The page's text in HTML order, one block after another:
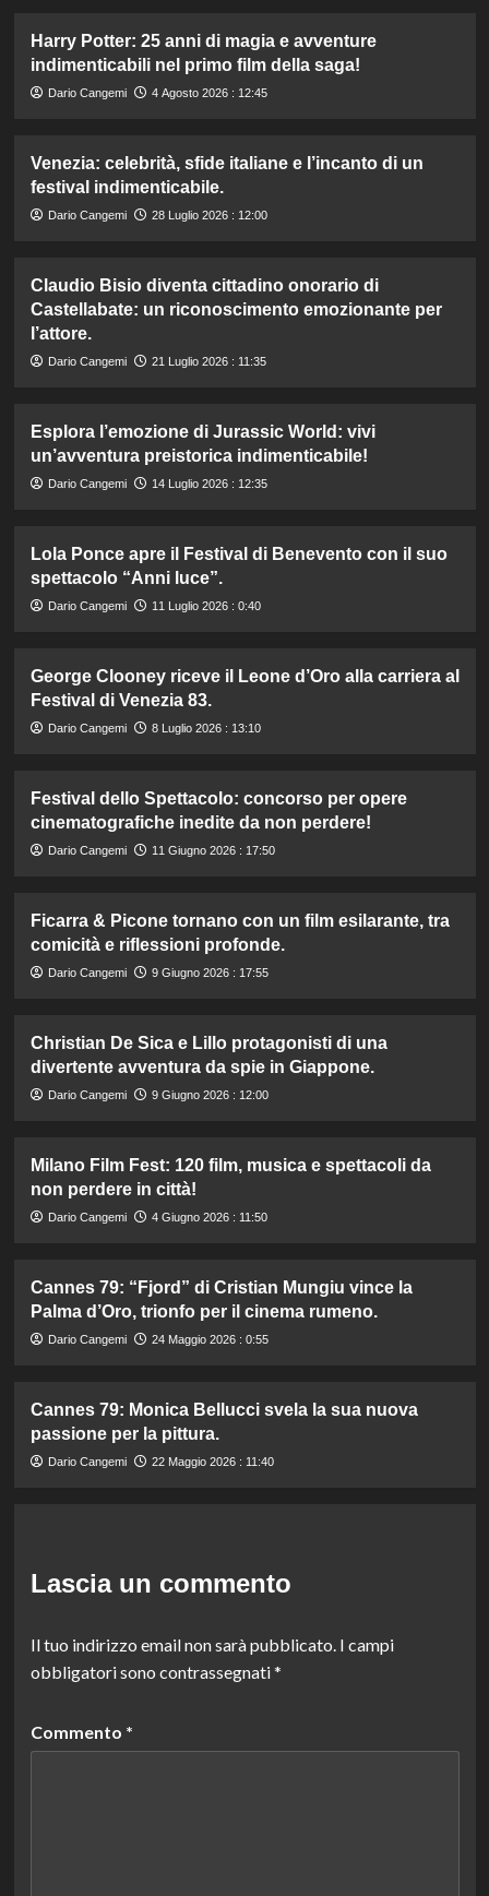
Harry Potter: 25 anni di magia e avventure
indimenticabili nel primo film della saga!
Dario Cangemi 4 Agosto 2026 : 12:45
Venezia: celebrità, sfide italiane e l’incanto di un
festival indimenticabile.
Dario Cangemi 28 Luglio 2026 : 12:00
Claudio Bisio diventa cittadino onorario di
Castellabate: un riconoscimento emozionante per
l’attore.
Dario Cangemi 21 Luglio 2026 : 11:35
Esplora l’emozione di Jurassic World: vivi
un’avventura preistorica indimenticabile!
Dario Cangemi 14 Luglio 2026 : 12:35
Lola Ponce apre il Festival di Benevento con il suo
spettacolo “Anni luce”.
Dario Cangemi 11 Luglio 2026 : 0:40
George Clooney riceve il Leone d’Oro alla carriera al
Festival di Venezia 83.
Dario Cangemi 8 Luglio 2026 : 13:10
Festival dello Spettacolo: concorso per opere
cinematografiche inedite da non perdere!
Dario Cangemi 11 Giugno 2026 : 17:50
Ficarra & Picone tornano con un film esilarante, tra
comicità e riflessioni profonde.
Dario Cangemi 9 Giugno 2026 : 17:55
Christian De Sica e Lillo protagonisti di una
divertente avventura da spie in Giappone.
Dario Cangemi 9 Giugno 2026 : 12:00
Milano Film Fest: 120 film, musica e spettacoli da
non perdere in città!
Dario Cangemi 4 Giugno 2026 : 11:50
Cannes 79: “Fjord” di Cristian Mungiu vince la
Palma d’Oro, trionfo per il cinema rumeno.
Dario Cangemi 24 Maggio 2026 : 0:55
Cannes 79: Monica Bellucci svela la sua nuova
passione per la pittura.
Dario Cangemi 22 Maggio 2026 : 11:40
Lascia un commento
Il tuo indirizzo email non sarà pubblicato. I campi
obbligatori sono contrassegnati*
Commento *